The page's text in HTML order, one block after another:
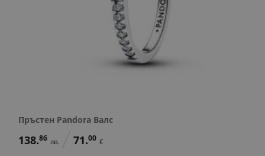
Пръстен Pandora Валс
138.86 лв. 71.00 €